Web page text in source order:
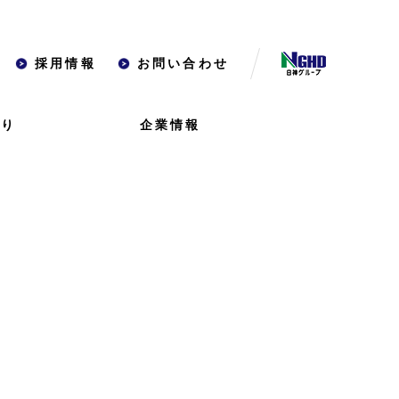
採用情報 お問い合わせ
企業情報